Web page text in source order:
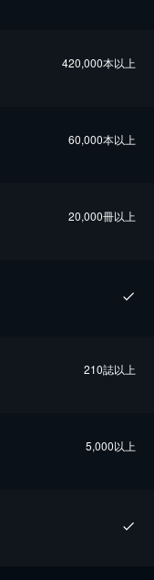
420,000本以上
60,000本以上
20,000冊以上
210誌以上
5,000以上